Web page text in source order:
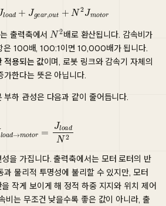
lo +J ge + N2J m
는 출력축에서
배로 환산됩니다. 감속비가
은 100배, 100:1이면 10,000배가 됩니다.
적용되는 값이며, 로봇 링크와 감속기 자체의
가한다는 뜻은 아닙니다.
부하 관성은 다음과 같이 줄어듭니다.
lo d
을 가집니다. 출력축에서는 모터 로터의 반
과 물리적 투명성에 불리할 수 있지만, 모터
작게 보이게 해 정적 하중 지지와 위치 제어
비는 무조건 낮을수록 좋은 값이 아니라, 출